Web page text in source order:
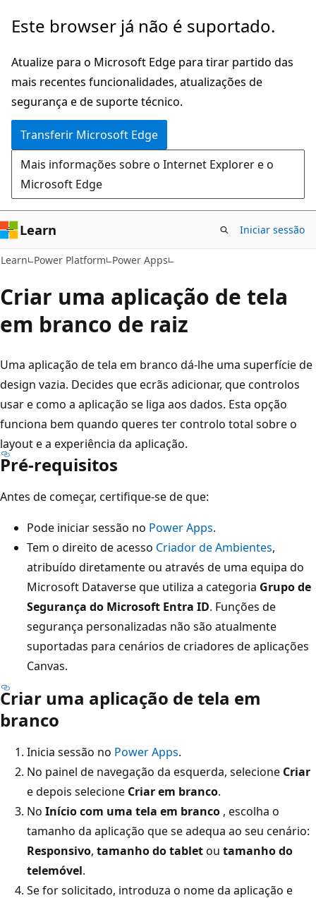
Saltar
o
conteúdo
principal
Este browser já não é suportado.
Atualize para o Microsoft Edge para tirar partido das
mais recentes funcionalidades, atualizações de
segurança e de suporte técnico.
Transferir Microsoft Edge
Mais informações sobre o Internet Explorer e o
Microsoft Edge
Learn Iniciar sessão
Learn Power Platform Power Apps
Criar uma aplicação de tela
em branco de raiz
Uma aplicação de tela em branco dá-lhe uma superfície de
design vazia. Decides que ecrãs adicionar, que controlos
usar e como a aplicação se liga aos dados. Esta opção
funciona bem quando queres ter controlo total sobre o
layout e a experiência da aplicação.
Pré-requisitos
Antes de começar, certifique-se de que:
Pode iniciar sessão no Power Apps.
Tem o direito de acesso Criador de Ambientes,
atribuído diretamente ou através de uma equipa do
Microsoft Dataverse que utiliza a categoria Grupo de
Segurança do Microsoft Entra ID. Funções de
segurança personalizadas não são atualmente
suportadas para cenários de criadores de aplicações
Canvas.
Criar uma aplicação de tela em
branco
Inicia sessão no Power Apps.
No painel de navegação da esquerda, selecione Criar
e depois selecione Criar em branco.
No Início com uma tela em branco , escolha o
tamanho da aplicação que se adequa ao seu cenário:
Responsivo, tamanho do tabletou tamanho do
telemóvel.
Se for solicitado, introduza o nome da aplicação e